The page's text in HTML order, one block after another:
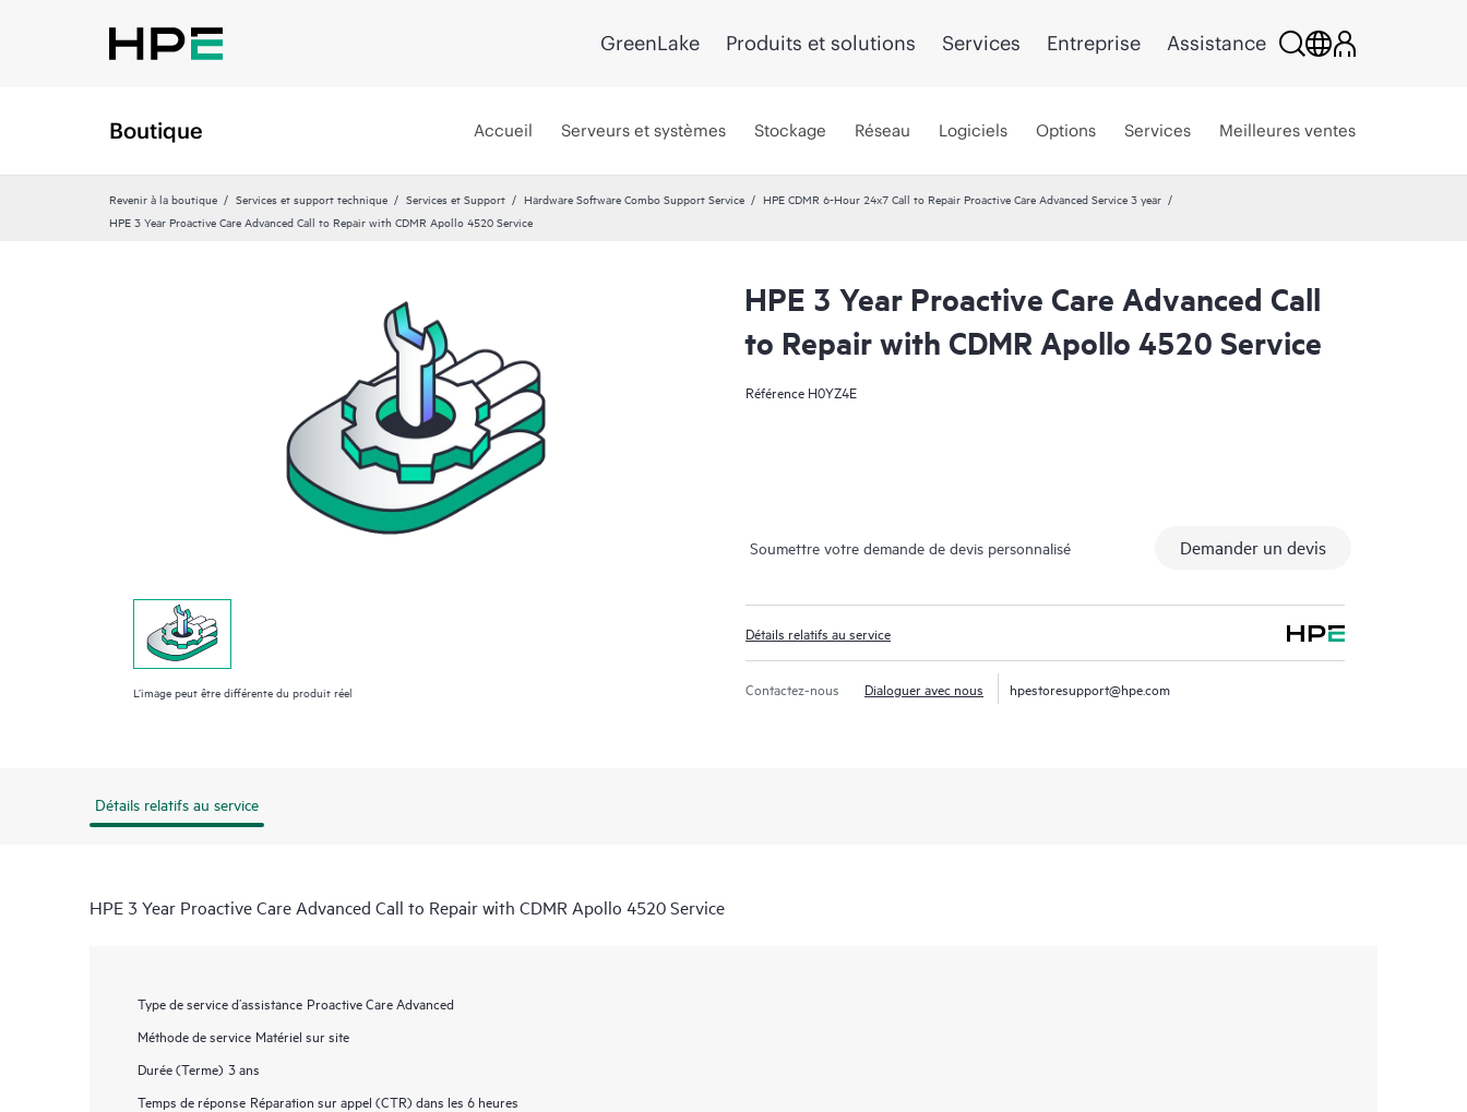
GreenLake Produits et solutions Services Entreprise Assistance
Boutique Accueil Serveurs et systèmes Stockage Réseau Logiciels Options Services Meilleures ventes
Revenir à la boutique Services et support technique Services et Support Hardware Software Combo Support Service
HPE CDMR 6-Hour 24x7 Call to Repair Proactive Care Advanced Service 3 year
HPE 3 Year Proactive Care Advanced Call to Repair with CDMR Apollo 4520 Service
L’image peut être différente du produit réel
HPE 3 Year Proactive Care Advanced Call
to Repair with CDMR Apollo 4520 Service
Référence H0YZ4E
Soumettre votre demande de devis personnalisé Demander un devis
Détails relatifs au service
Contactez-nous Dialoguer avec nous hpestoresupport@hpe.com
Détails relatifs au service
HPE 3 Year Proactive Care Advanced Call to Repair with CDMR Apollo 4520 Service
Type de service d’assistance Proactive Care Advanced
Méthode de service Matériel sur site
Durée (Terme) 3 ans
Temps de réponse Réparation sur appel (CTR) dans les 6 heures